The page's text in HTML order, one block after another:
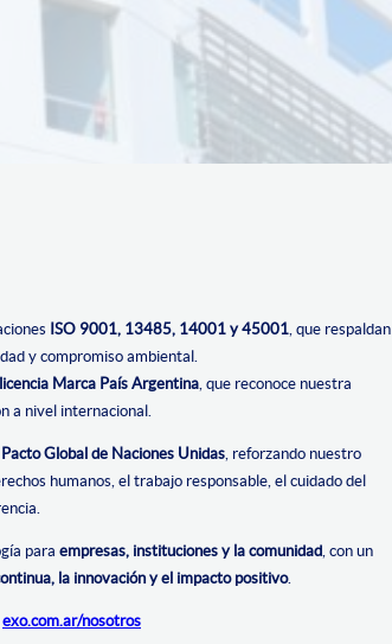
ISO 9001, 13485, 14001 y 45001, que respaldan
y compromiso ambiental.
licencia Marca País Argentina, que reconoce nuestra
a nivel internacional.
Pacto Global de Naciones Unidas , reforzando nuestro
humanos, el trabajo responsable, el cuidado del
para empresas, instituciones y la comunidad , con un
la innovación y el impacto positivo.
exo.com.ar/nosotros